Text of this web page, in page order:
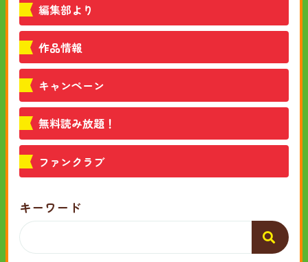
編集部より
作品情報
キャンペーン
無料読み放題！
ファンクラブ
キーワード